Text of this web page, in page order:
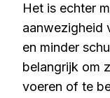
Het is echter
aanwezigheid
en minder
belangrijk om
voeren of te